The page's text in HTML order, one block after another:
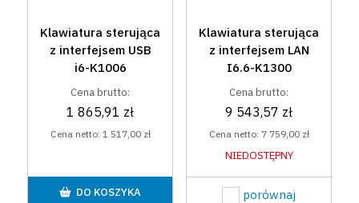
Klawiatura sterująca
z interfejsem USB
i6-K1006
Cena brutto:
1 865,91 zł
Cena netto: 1 517,00 zł
DO KOSZYKA
Klawiatura sterująca
z interfejsem LAN
I6.6-K1300
Cena brutto:
9 543,57 zł
Cena netto: 7 759,00 zł
NIEDOSTĘPNY
porównaj